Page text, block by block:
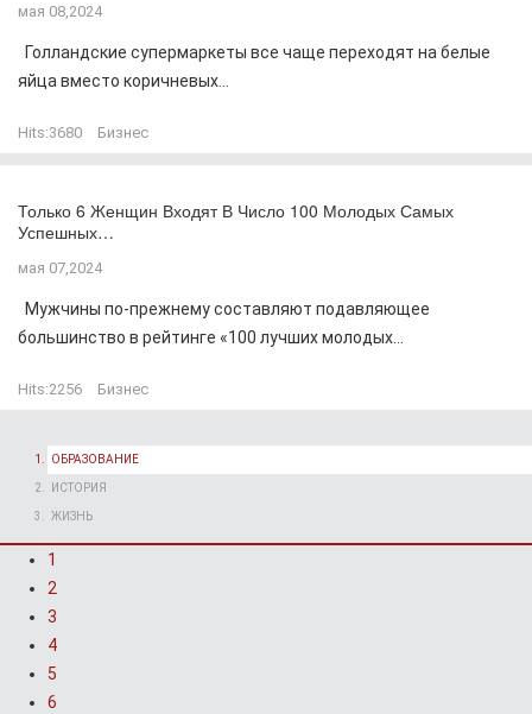
мая 08,2024
Голландские супермаркеты все чаще переходят на белые
яйца вместо коричневых...
Hits:3680 Бизнес
Только 6 Женщин Входят В Число 100 Молодых Самых
Успешных…
мая 07,2024
Мужчины по-прежнему составляют подавляющее
большинство в рейтинге «100 лучших молодых...
Hits:2256 Бизнес
ОБРАЗОВАНИЕ
ИСТОРИЯ
ЖИЗНЬ
1
2
3
4
5
6